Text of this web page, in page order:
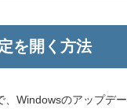
を開く方法
、Windowsのアップデ